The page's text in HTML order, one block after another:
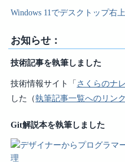
Windows 11でデスクトップ右
お知らせ：
技術記事を執筆しました
技術情報サイト「さくらのナ
した（執筆記事一覧へのリンク
Git解説本を執筆しました